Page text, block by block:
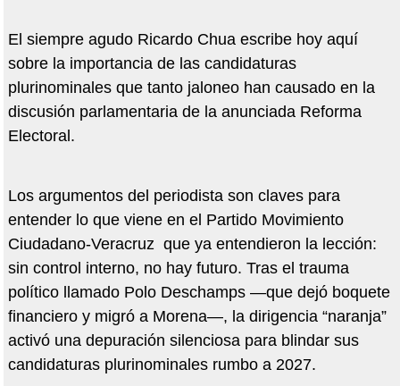
El siempre agudo Ricardo Chua escribe hoy aquí
sobre la importancia de las candidaturas
plurinominales que tanto jaloneo han causado en la
discusión parlamentaria de la anunciada Reforma
Electoral.
Los argumentos del periodista son claves para
entender lo que viene en el Partido Movimiento
Ciudadano-Veracruz que ya entendieron la lección:
sin control interno, no hay futuro. Tras el trauma
político llamado Polo Deschamps —que dejó boquete
financiero y migró a Morena—, la dirigencia “naranja”
activó una depuración silenciosa para blindar sus
candidaturas plurinominales rumbo a 2027.